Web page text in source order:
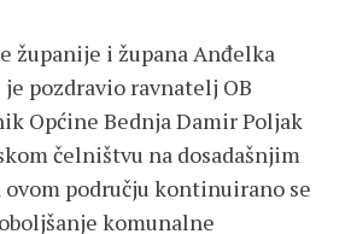
županije i župana Anđelka
pozdravio ravnatelj OB
Općine Bednja Damir Poljak
čelništvu na dosadašnjim
ovom području kontinuirano se
komunalne